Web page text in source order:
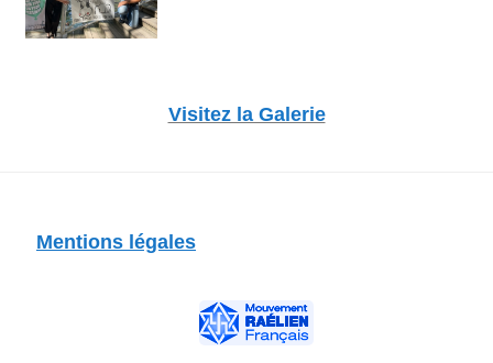
Visitez la Galerie
Mentions légales